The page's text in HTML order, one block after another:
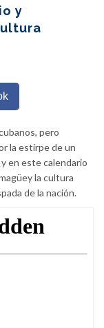
y
pero
la estirpe de un
en este calendario
la cultura
de la nación.